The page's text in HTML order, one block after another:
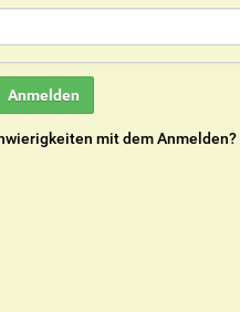
mit dem Anmelden?